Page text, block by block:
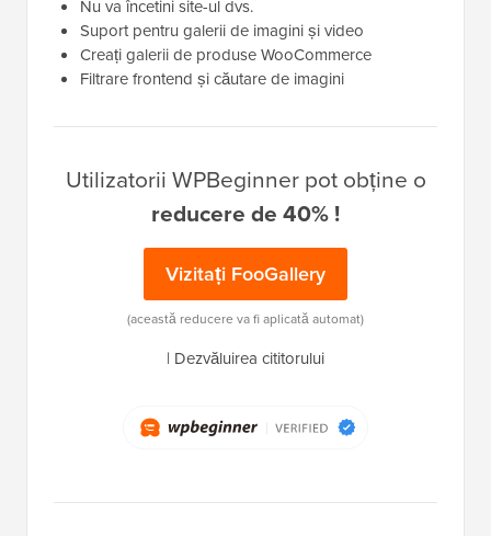
Nu va încetini site-ul dvs.
Suport pentru galerii de imagini și video
Creați galerii de produse WooCommerce
Filtrare frontend și căutare de imagini
Utilizatorii WPBeginner pot obține o
reducere de 40% !
Vizitați FooGallery
(această reducere va fi aplicată automat)
| Dezvăluirea cititorului